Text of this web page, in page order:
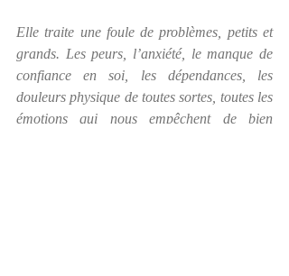
Elle traite une foule de problèmes, petits et
grands. Les peurs, l’anxiété, le manque de
confiance en soi, les dépendances, les
douleurs physique de toutes sortes, toutes les
émotions qui nous empêchent de bien